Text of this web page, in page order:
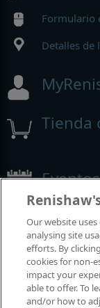
Formulario
Detalles de
Tienda
mundoOur website
analysing site
efforts. By
cookies for non-
impact your
able to offer. To
and/or how to